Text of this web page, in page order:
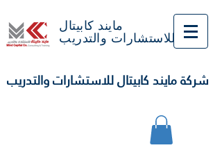
مايند كابيتال
للاستشارات والتدريب
شركة مايند كابيتال للاستشارات والتدريب